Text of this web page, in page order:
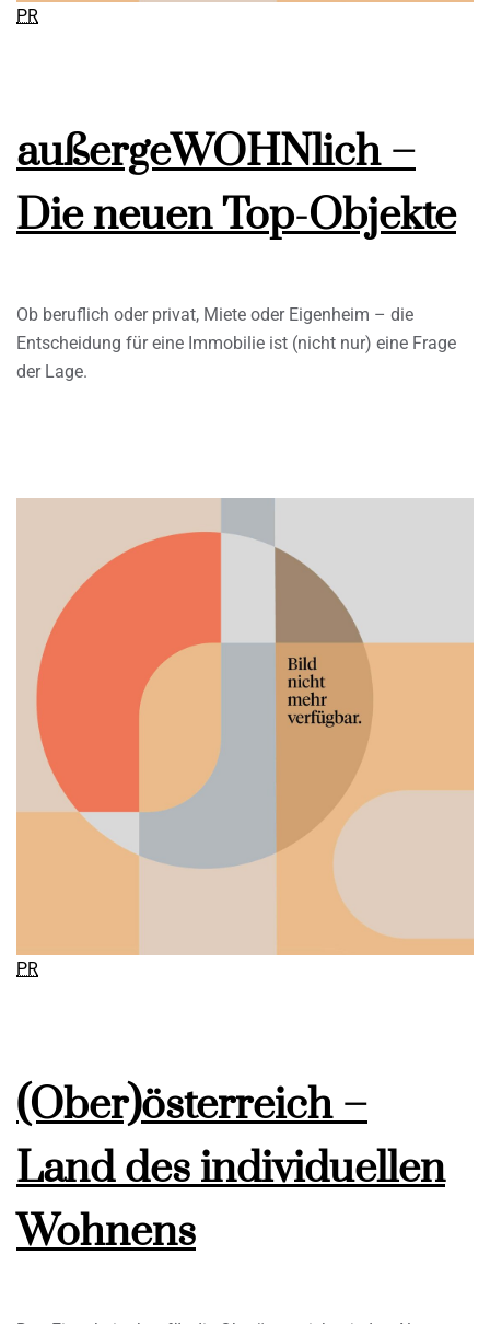
PR
außergeWOHNlich –
Die neuen Top-Objekte
Ob beruflich oder privat, Miete oder Eigenheim – die
Entscheidung für eine Immobilie ist (nicht nur) eine Frage
der Lage.
PR
(Ober)österreich –
Land des individuellen
Wohnens